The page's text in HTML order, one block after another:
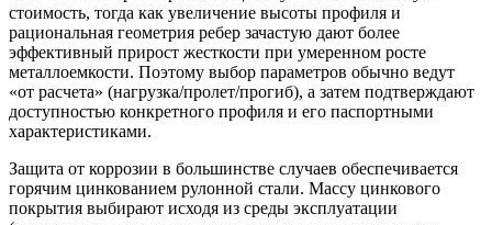
стоимость, тогда как увеличение высоты профиля и
рациональная геометрия ребер зачастую дают более
эффективный прирост жесткости при умеренном росте
металлоемкости. Поэтому выбор параметров обычно ведут
«от расчета» (нагрузка/пролет/прогиб), а затем подтверждают
доступностью конкретного профиля и его паспортными
характеристиками.
Защита от коррозии в большинстве случаев обеспечивается
горячим цинкованием рулонной стали. Массу цинкового
покрытия выбирают исходя из среды эксплуатации